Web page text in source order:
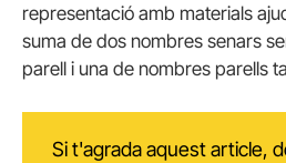
representació amb materials
suma de dos nombres senars
parell i una de nombres parells
Si t'agrada aquest article,